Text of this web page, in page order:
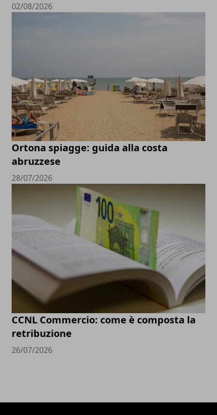
02/08/2026
Ortona spiagge: guida alla costa
abruzzese
28/07/2026
CCNL Commercio: come è composta la
retribuzione
26/07/2026